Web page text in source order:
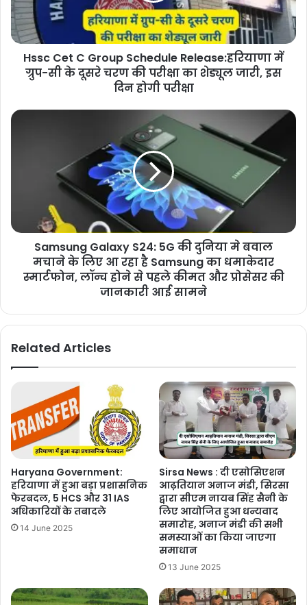
Hssc Cet C Group Schedule Release:हरियाणा में
ग्रुप-सी के दूसरे चरण की परीक्षा का शेड्यूल जारी, इस
दिन होगी परीक्षा
Samsung Galaxy S24: 5G की दुनिया मे बवाल
मचाने के लिए आ रहा है Samsung का धमाकेदार
स्मार्टफोन, लॉन्च होने से पहले कीमत और प्रोसेसर की
जानकारी आई सामने
Related Articles
Haryana Government:
हरियाणा में हुआ बड़ा प्रशासनिक
फेरबदल, 5 HCS और 31 IAS
अधिकारियों के तबादले
14 June 2025
Sirsa News : दी एसोसिएशन
आढ़तियान अनाज मंडी, सिरसा
द्वारा सीएम नायब सिंह सैनी के
लिए आयोजित हुआ धन्यवाद
समारोह, अनाज मंडी की सभी
समस्याओं का किया जाएगा
समाधान
13 June 2025